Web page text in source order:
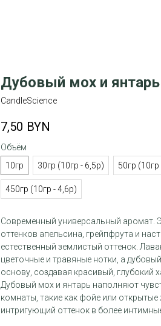
Дубовый мох и янтарь
CandleScience
7,50 BYN
Объём
10гр
30гр (10гр - 6,5р) 50гр (10гр
450гр (10гр - 4,6р)
Современный универсальный аромат.
оттенков апельсина, грейпфрута и
естественный землистый оттенок.
цветочные и травяные нотки, а
основу, создавая красивый, глубокий
Дубовый мох и янтарь наполняют
комнаты, такие как фойе или
интригующий оттенок в более